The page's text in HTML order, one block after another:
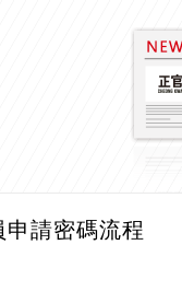
申請密碼流程